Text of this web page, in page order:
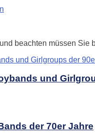
beachten müssen Sie
und
der 70er Jahre